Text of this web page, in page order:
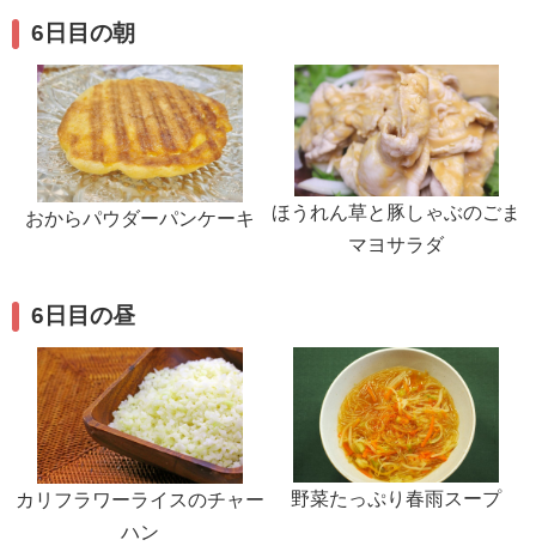
6日目の朝
おからパウダーパンケーキ
ほうれん草と豚しゃぶのごま
マヨサラダ
6日目の昼
カリフラワーライスのチャー
ハン
野菜たっぷり春雨スープ